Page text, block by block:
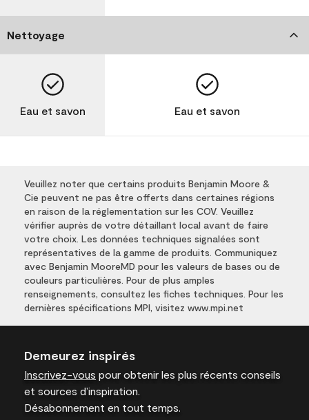
Nettoyage
Eau et savon Eau et savon
Veuillez noter que certains produits Benjamin Moore &
Cie peuvent ne pas être offerts dans certaines régions
en raison de la réglementation sur les COV. Veuillez
vérifier auprès de votre détaillant local avant de faire
votre choix. Les données techniques signalées sont
représentatives de la gamme de produits. Communiquez
avec Benjamin MooreMD pour les valeurs de bases ou de
couleurs particulières. Pour de plus amples
renseignements, consultez les fiches techniques. Pour les
dernières spécifications MPI, visitez www.mpi.net
Demeurez inspirés
Inscrivez-vous pour obtenir les plus récents conseils
et sources d’inspiration.
Désabonnement en tout temps.